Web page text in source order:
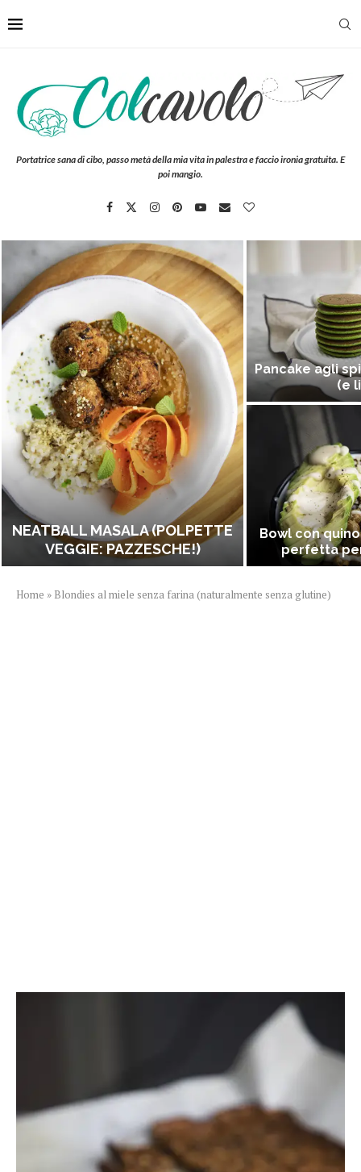
Portatrice sana di cibo, passo metà della mia vita in palestra e faccio ironia gratuita. E
poi mangio.
NEATBALL MASALA (POLPETTE
VEGGIE: PAZZESCHE!)
Pancake agli
(e
Bowl con
perfetta
Home » Blondies al miele senza farina (naturalmente senza glutine)